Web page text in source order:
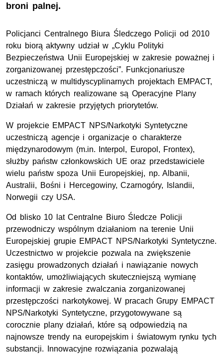
broni palnej.
Policjanci Centralnego Biura Śledczego Policji od 2010
roku biorą aktywny udział w „Cyklu Polityki
Bezpieczeństwa Unii Europejskiej w zakresie poważnej i
zorganizowanej przestępczości”. Funkcjonariusze
uczestniczą w multidyscyplinarnych projektach EMPACT,
w ramach których realizowane są Operacyjne Plany
Działań w zakresie przyjętych priorytetów.
W projekcie EMPACT NPS/Narkotyki Syntetyczne
uczestniczą agencje i organizacje o charakterze
międzynarodowym (m.in. Interpol, Europol, Frontex),
służby państw członkowskich UE oraz przedstawiciele
wielu państw spoza Unii Europejskiej, np. Albanii,
Australii, Bośni i Hercegowiny, Czarnogóry, Islandii,
Norwegii czy USA.
Od blisko 10 lat Centralne Biuro Śledcze Policji
przewodniczy wspólnym działaniom na terenie Unii
Europejskiej grupie EMPACT NPS/Narkotyki Syntetyczne.
Uczestnictwo w projekcie pozwala na zwiększenie
zasięgu prowadzonych działań i nawiązanie nowych
kontaktów, umożliwiających skuteczniejszą wymianę
informacji w zakresie zwalczania zorganizowanej
przestępczości narkotykowej. W pracach Grupy EMPACT
NPS/Narkotyki Syntetyczne, przygotowywane są
corocznie plany działań, które są odpowiedzią na
najnowsze trendy na europejskim i światowym rynku tych
substancji. Innowacyjne rozwiązania pozwalają